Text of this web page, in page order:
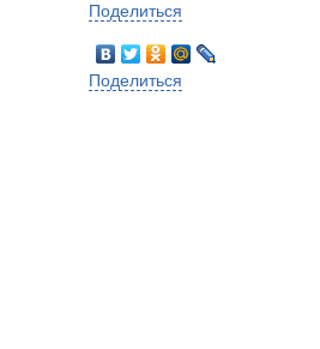
Поделиться
Поделиться